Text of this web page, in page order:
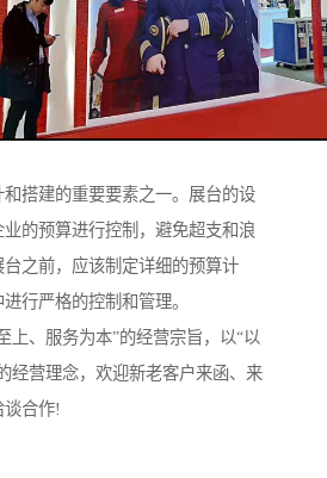
搭建的重要要素之一。展台的设
的预算进行控制，避免超支和浪
之前，应该制定详细的预算计
行严格的控制和管理。
上、服务为本”的经营宗旨，以“以
经营理念，欢迎新老客户来函、来
谈合作!